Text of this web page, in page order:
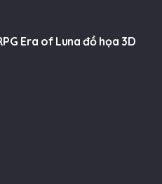
Era of Luna đồ họa 3D